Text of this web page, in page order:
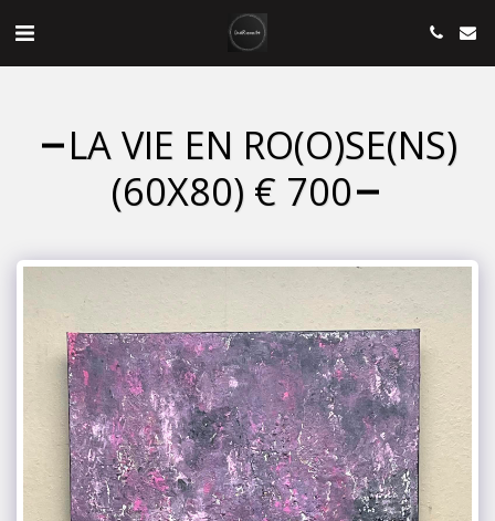
LA VIE EN RO(O)SE(NS)
(60X80) € 700